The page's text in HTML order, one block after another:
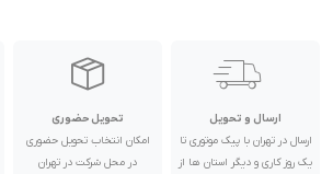
ارسال و تحویل
ارسال در تهران با پیک موتوری تا
یک روز کاری و دیگر استان ها از
تحویل حضوری
امکان انتخاب تحویل حضوری
در محل شرکت در تهران